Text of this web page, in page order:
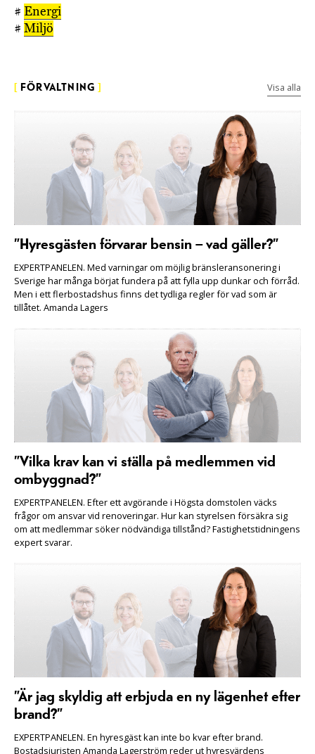
# Energi
# Miljö
FÖRVALTNING Visa alla
”Hyresgästen förvarar bensin – vad gäller?”
EXPERTPANELEN. Med varningar om möjlig bränsleransonering i
Sverige har många börjat fundera på att fylla upp dunkar och förråd.
Men i ett flerbostadshus finns det tydliga regler för vad som är
tillåtet. Amanda Lagers
”Vilka krav kan vi ställa på medlemmen vid
ombyggnad?”
EXPERTPANELEN. Efter ett avgörande i Högsta domstolen väcks
frågor om ansvar vid renoveringar. Hur kan styrelsen försäkra sig
om att medlemmar söker nödvändiga tillstånd? Fastighetstidningens
expert svarar.
”Är jag skyldig att erbjuda en ny lägenhet efter
brand?”
EXPERTPANELEN. En hyresgäst kan inte bo kvar efter brand.
Bostadsjuristen Amanda Lagerström reder ut hyresvärdens